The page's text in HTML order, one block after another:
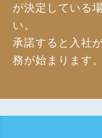
が決定している
い。
承諾すると入社
務が始まります。